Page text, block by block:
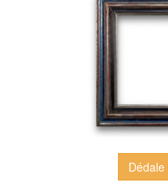
Dédale